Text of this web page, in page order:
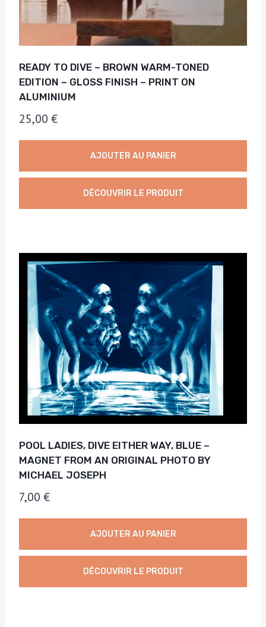
READY TO DIVE – BROWN WARM-TONED
EDITION – GLOSS FINISH – PRINT ON
ALUMINIUM
25,00 €
AJOUTER AU PANIER
DÉCOUVRIR LE PRODUIT
POOL LADIES, DIVE EITHER WAY, BLUE –
MAGNET FROM AN ORIGINAL PHOTO BY
MICHAEL JOSEPH
7,00 €
AJOUTER AU PANIER
DÉCOUVRIR LE PRODUIT